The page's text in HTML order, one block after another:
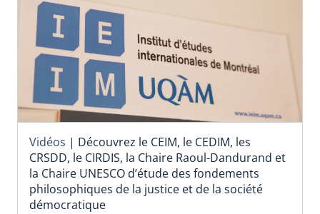
Vidéos | Découvrez le CEIM, le CEDIM, les
CRSDD, le CIRDIS, la Chaire Raoul-Dandurand et
la Chaire UNESCO d’étude des fondements
philosophiques de la justice et de la société
démocratique